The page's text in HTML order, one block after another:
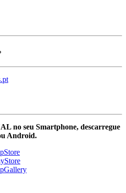
no seu Smartphone, descarregue
Android.